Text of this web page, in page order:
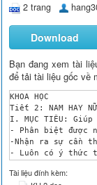
2 trang
Download
Bạn đang xem tài
để tải tài liệu gốc về
KHOA HỌC
Tiết 2: NAM HAY
I. MỤC TIÊU:
- Phân biệt được
-Nhận ra sự cần
- Luôn có ý thức
II. CHUẨN BỊ ĐỒ
	- Các hình minh họa trong SGK
Tài liệu đính kèm: